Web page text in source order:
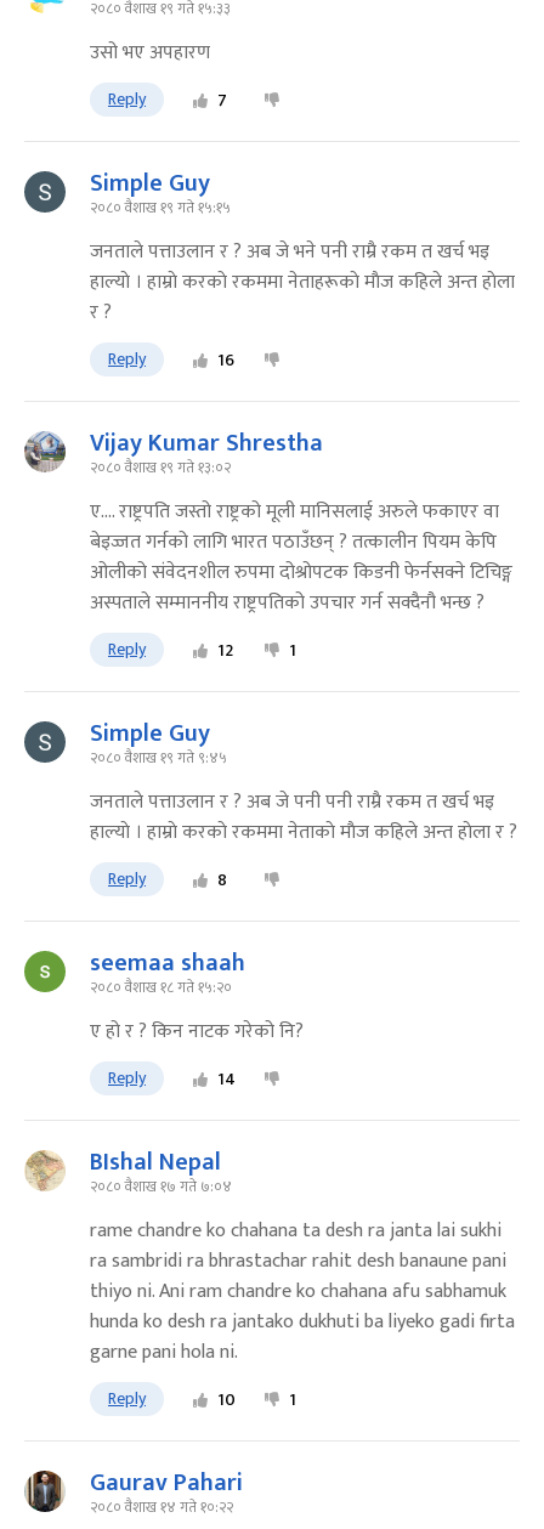
२०८० वैशाख १९ गते १५:३३
उसो भए अपहारण
Reply 7
Simple Guy
२०८० वैशाख १९ गते १५:१५
जनताले पत्ताउलान र ? अब जे भने पनी राम्रै रकम त खर्च भइ
हाल्याे । हाम्राे करकाे रकममा नेताहरूकाे माैज कहिले अन्त हाेला
र ?
Reply 16
Vijay Kumar Shrestha
२०८० वैशाख १९ गते १३:०२
ए.... राष्ट्रपति जस्तो राष्ट्रको मूली मानिसलाई अरुले फकाएर वा
बेइज्जत गर्नको लागि भारत पठाउँछन् ? तत्कालीन पियम केपि
ओलीको संवेदनशील रुपमा दोश्रोपटक किडनी फेर्नसक्ने टिचिङ्ग
अस्पताले सम्माननीय राष्ट्रपतिको उपचार गर्न सक्दैनौ भन्छ ?
Reply 12 1
Simple Guy
२०८० वैशाख १९ गते ९:४५
जनताले पत्ताउलान र ? अब जे पनी पनी राम्रै रकम त खर्च भइ
हाल्याे । हाम्राे करकाे रकममा नेताकाे माैज कहिले अन्त हाेला र ?
Reply 8
seemaa shaah
२०८० वैशाख १८ गते १५:२०
ए हो र ? किन नाटक गरेको नि?
Reply 14
BIshal Nepal
२०८० वैशाख १७ गते ७:०४
rame chandre ko chahana ta desh ra janta lai sukhi
ra sambridi ra bhrastachar rahit desh banaune pani
thiyo ni. Ani ram chandre ko chahana afu sabhamuk
hunda ko desh ra jantako dukhuti ba liyeko gadi firta
garne pani hola ni.
Reply 10 1
Gaurav Pahari
२०८० वैशाख १४ गते १०:२२